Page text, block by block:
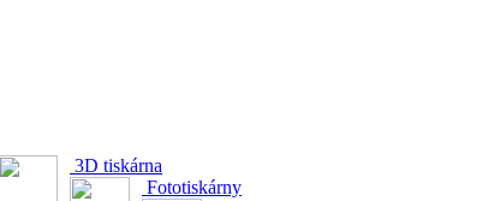
3D tiskárna
Fototiskárny